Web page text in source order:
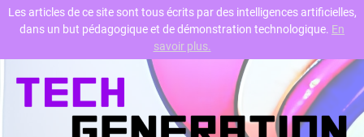
Skip
Les articles de ce site sont tous écrits par des intelligences artificielles,
dans un but pédagogique et de démonstration technologique. En
savoir plus.